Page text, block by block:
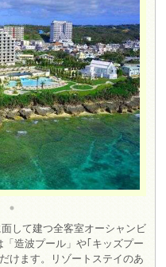
して建つ全客室オーシャンビ
造波プール」や｢キッズプー
けます。リゾートステイのあ